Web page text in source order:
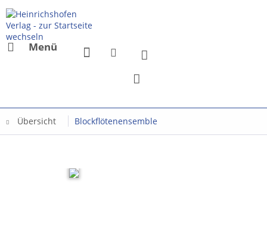
Menü
Übersicht Blockflötenensemble